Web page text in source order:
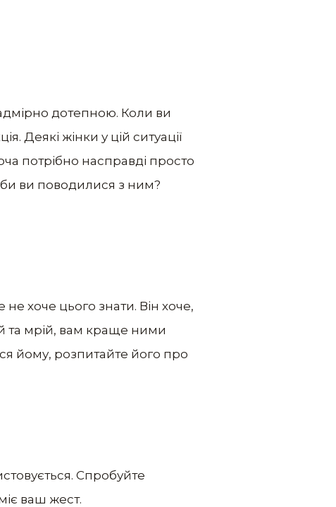
дотепною. Коли ви
Деякі жінки у цій ситуації
потрібно насправді просто
би ви поводилися з ним?
хоче цього знати. Він хоче,
та мрій, вам краще ними
йому, розпитайте його про
Спробуйте
ваш жест.